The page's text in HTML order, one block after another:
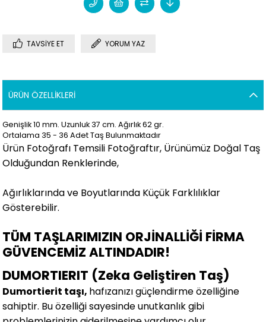
TAVSIYE ET YORUM YAZ
ÜRÜN ÖZELLIKLERI
Genişlik 10 mm. Uzunluk 37 cm. Ağırlık 62 gr.
Ortalama 35 - 36 Adet Taş Bulunmaktadır
Ürün Fotoğrafı Temsili Fotoğraftır, Ürünümüz Doğal Taş
Olduğundan Renklerinde,
Ağırlıklarında ve Boyutlarında Küçük Farklılıklar
Gösterebilir.
TÜM TAŞLARIMIZIN ORJİNALLİĞİ FİRMA
GÜVENCEMİZ ALTINDADIR!
DUMORTIERIT (Zeka Geliştiren Taş)
Dumortierit taşı, hafızanızı güçlendirme özelliğine
sahiptir. Bu özelliği sayesinde unutkanlık gibi